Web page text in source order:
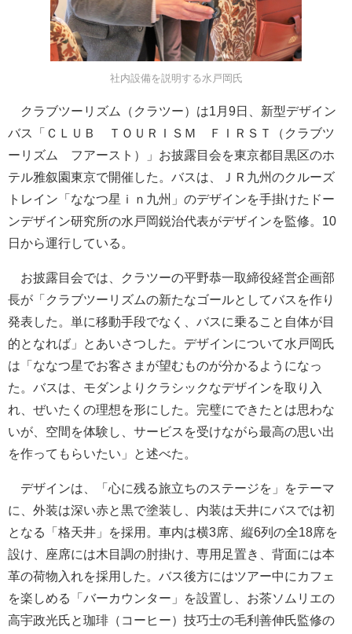
社内設備を説明する水戸岡氏
クラブツーリズム（クラツー）は1月9日、新型デザイン
バス「ＣＬＵＢ ＴＯＵＲＩＳＭ ＦＩＲＳＴ（クラブツ
ーリズム フアースト）」お披露目会を東京都目黒区のホ
テル雅叙園東京で開催した。バスは、ＪＲ九州のクルーズ
トレイン「ななつ星ｉｎ九州」のデザインを手掛けたドー
ンデザイン研究所の水戸岡鋭治代表がデザインを監修。10
日から運行している。
お披露目会では、クラツーの平野恭一取締役経営企画部
長が「クラブツーリズムの新たなゴールとしてバスを作り
発表した。単に移動手段でなく、バスに乗ること自体が目
的となれば」とあいさつした。デザインについて水戸岡氏
は「ななつ星でお客さまが望むものが分かるようになっ
た。バスは、モダンよりクラシックなデザインを取り入
れ、ぜいたくの理想を形にした。完璧にできたとは思わな
いが、空間を体験し、サービスを受けながら最高の思い出
を作ってもらいたい」と述べた。
デザインは、「心に残る旅立ちのステージを」をテーマ
に、外装は深い赤と黒で塗装し、内装は天井にバスでは初
となる「格天井」を採用。車内は横3席、縦6列の全18席を
設け、座席には木目調の肘掛け、専用足置き、背面には本
革の荷物入れを採用した。バス後方にはツアー中にカフェ
を楽しめる「バーカウンター」を設置し、お茶ソムリエの
高宇政光氏と珈琲（コーヒー）技巧士の毛利善伸氏監修の